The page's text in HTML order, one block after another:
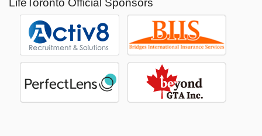
LifeToronto Official Sponsors